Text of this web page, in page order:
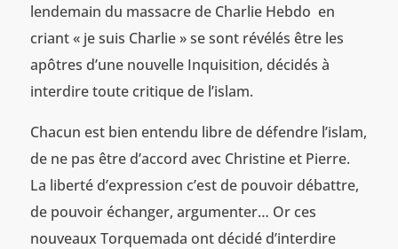
lendemain du massacre de Charlie Hebdo en
criant « je suis Charlie » se sont révélés être les
apôtres d’une nouvelle Inquisition, décidés à
interdire toute critique de l’islam.
Chacun est bien entendu libre de défendre l’islam,
de ne pas être d’accord avec Christine et Pierre.
La liberté d’expression c’est de pouvoir débattre,
de pouvoir échanger, argumenter… Or ces
nouveaux Torquemada ont décidé d’interdire